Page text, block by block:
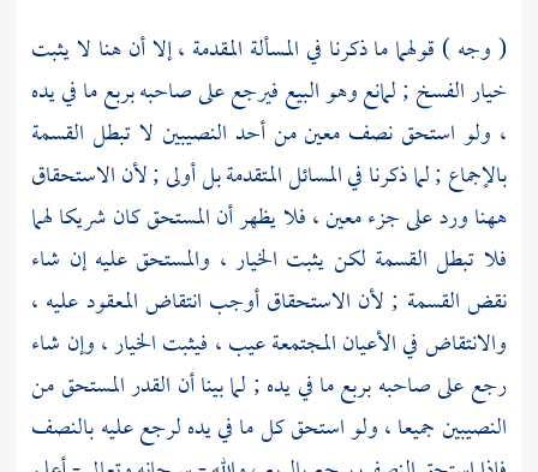
( وجه ) قولهما ما ذكرنا في المسألة المقدمة ، إلا أن هنا لا يثبت
خيار الفسخ ; لمانع وهو البيع فيرجع على صاحبه بربع ما في يده
، ولو استحق نصف معين من أحد النصيبين لا تبطل القسمة
بالإجماع ; لما ذكرنا في المسائل المتقدمة بل أولى ; لأن الاستحقاق
ههنا ورد على جزء معين ، فلا يظهر أن المستحق كان شريكا لهما
فلا تبطل القسمة لكن يثبت الخيار ، والمستحق عليه إن شاء
نقض القسمة ; لأن الاستحقاق أوجب انتقاض المعقود عليه ،
والانتقاض في الأعيان المجتمعة عيب ، فيثبت الخيار ، وإن شاء
رجع على صاحبه بربع ما في يده ; لما بينا أن القدر المستحق من
النصيبين جميعا ، ولو استحق كل ما في يده لرجع عليه بالنصف